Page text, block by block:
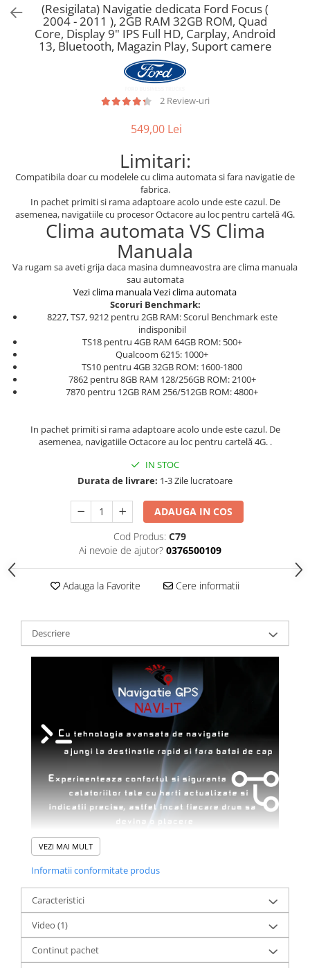
(Resigilata) Navigatie dedicata Ford Focus (
2004 - 2011 ), 2GB RAM 32GB ROM, Quad
Core, Display 9" IPS Full HD, Carplay, Android
13, Bluetooth, Magazin Play, Suport camere
2 Review-uri
549,00 Lei
Limitari:
Compatibila doar cu modelele cu clima automata si fara navigatie de
fabrica.
In pachet primiti si rama adaptoare acolo unde este cazul. De
asemenea, navigatiile cu procesor Octacore au loc pentru cartelă 4G.
Clima automata VS Clima
Manuala
Va rugam sa aveti grija daca masina dumneavostra are clima manuala
sau automata
Vezi clima manualaVezi clima automata
Scoruri Benchmark:
8227, TS7, 9212 pentru 2GB RAM: Scorul Benchmark este
indisponibil
TS18 pentru 4GB RAM 64GB ROM: 500+
Qualcoom 6215: 1000+
TS10 pentru 4GB 32GB ROM: 1600-1800
7862 pentru 8GB RAM 128/256GB ROM: 2100+
7870 pentru 12GB RAM 256/512GB ROM: 4800+
In pachet primiti si rama adaptoare acolo unde este cazul. De
asemenea, navigatiile Octacore au loc pentru cartelă 4G. .
IN STOC
Durata de livrare: 1-3 Zile lucratoare
ADAUGA IN COS
Cod Produs: C79
Ai nevoie de ajutor? 0376500109
Adauga la Favorite Cere informatii
Descriere
VEZI MAI MULT
Informatii conformitate produs
Caracteristici
Video (1)
Continut pachet